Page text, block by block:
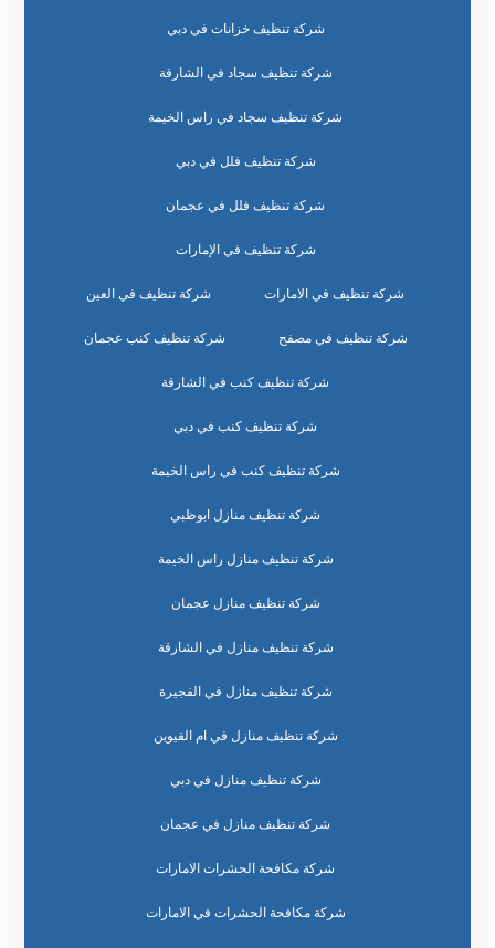
شركة تنظيف خزانات في دبي
شركة تنظيف سجاد في الشارقة
شركة تنظيف سجاد في راس الخيمة
شركة تنظيف فلل في دبي
شركة تنظيف فلل في عجمان
شركة تنظيف في الإمارات
شركة تنظيف في الامارات شركة تنظيف في العين
شركة تنظيف في مصفح شركة تنظيف كنب عجمان
شركة تنظيف كنب في الشارقة
شركة تنظيف كنب في دبي
شركة تنظيف كنب في راس الخيمة
شركة تنظيف منازل ابوظبي
شركة تنظيف منازل راس الخيمة
شركة تنظيف منازل عجمان
شركة تنظيف منازل في الشارقة
شركة تنظيف منازل في الفجيرة
شركة تنظيف منازل في ام القيوين
شركة تنظيف منازل في دبي
شركة تنظيف منازل في عجمان
شركة مكافحة الحشرات الامارات
شركة مكافحة الحشرات في الامارات